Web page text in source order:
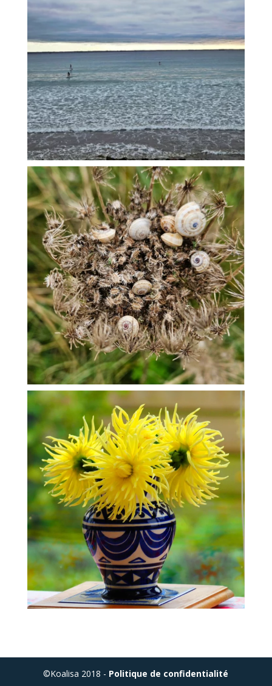
©Koalisa 2018 - Politique de confidentialité